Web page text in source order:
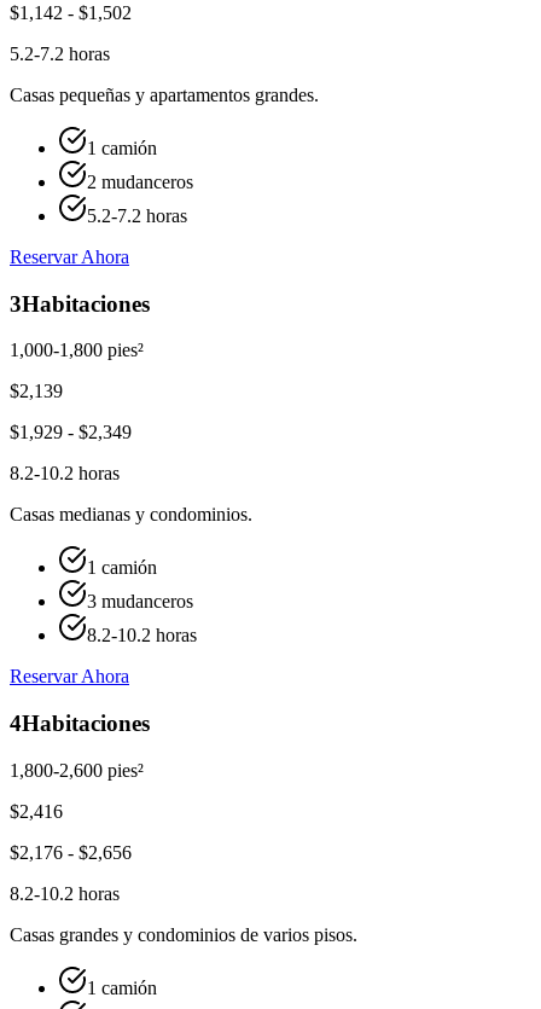
$1,142 - $1,502
5.2-7.2 horas
Casas pequeñas y apartamentos grandes.
1 camión
2 mudanceros
5.2-7.2 horas
Reservar Ahora
3Habitaciones
1,000-1,800 pies²
$2,139
$1,929 - $2,349
8.2-10.2 horas
Casas medianas y condominios.
1 camión
3 mudanceros
8.2-10.2 horas
Reservar Ahora
4Habitaciones
1,800-2,600 pies²
$2,416
$2,176 - $2,656
8.2-10.2 horas
Casas grandes y condominios de varios pisos.
1 camión